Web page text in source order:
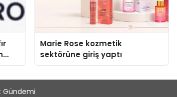
Marie Rose kozmetik
sektörüne giriş yaptı
Gündemi